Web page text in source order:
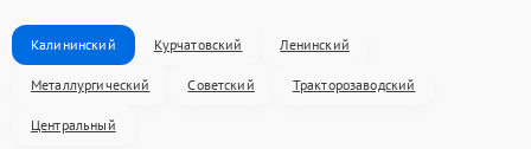
Калининский Курчатовский Ленинский
Металлургический Советский Тракторозаводский
Центральный